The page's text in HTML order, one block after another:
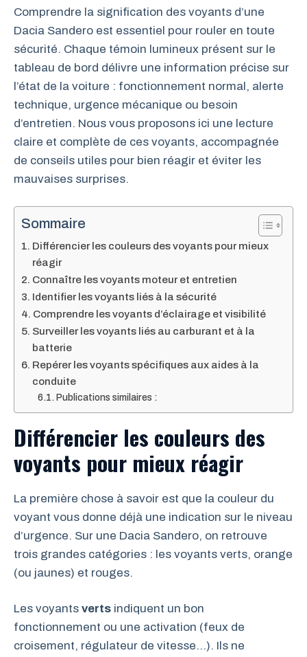
Comprendre la signification des voyants d’une
Dacia Sandero est essentiel pour rouler en toute
sécurité. Chaque témoin lumineux présent sur le
tableau de bord délivre une information précise sur
l’état de la voiture : fonctionnement normal, alerte
technique, urgence mécanique ou besoin
d’entretien. Nous vous proposons ici une lecture
claire et complète de ces voyants, accompagnée
de conseils utiles pour bien réagir et éviter les
mauvaises surprises.
Sommaire
Différencier les couleurs des voyants pour mieux
réagir
Connaître les voyants moteur et entretien
Identifier les voyants liés à la sécurité
Comprendre les voyants d’éclairage et visibilité
Surveiller les voyants liés au carburant et à la
batterie
Repérer les voyants spécifiques aux aides à la
conduite
Publications similaires :
Différencier les couleurs des
voyants pour mieux réagir
La première chose à savoir est que la couleur du
voyant vous donne déjà une indication sur le niveau
d’urgence. Sur une Dacia Sandero, on retrouve
trois grandes catégories : les voyants verts, orange
(ou jaunes) et rouges.
Les voyants verts indiquent un bon
fonctionnement ou une activation (feux de
croisement, régulateur de vitesse…). Ils ne